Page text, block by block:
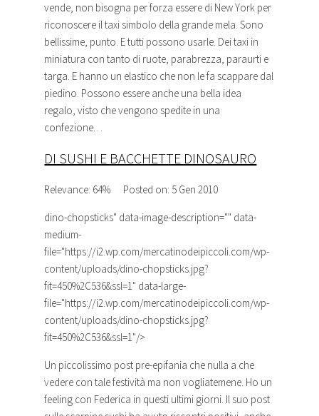
vende, non bisogna per forza essere di New York per
riconoscere il taxi simbolo della grande mela. Sono
bellissime, punto. E tutti possono usarle. Dei taxi in
miniatura con tanto di ruote, parabrezza, paraurti e
targa. E hanno un elastico che non le fa scappare dal
piedino. Possono essere anche una bella idea
regalo, visto che vengono spedite in una
confezione…
DI SUSHI E BACCHETTE DINOSAURO
Relevance: 64% Posted on: 5 Gen 2010
dino-chopsticks" data-image-description="" data-
medium-
file="https://i2.wp.com/mercatinodeipiccoli.com/wp-
content/uploads/dino-chopsticks.jpg?
fit=450%2C536&ssl=1" data-large-
file="https://i2.wp.com/mercatinodeipiccoli.com/wp-
content/uploads/dino-chopsticks.jpg?
fit=450%2C536&ssl=1"/>
Un piccolissimo post pre-epifania che nulla a che
vedere con tale festività ma non vogliatemene. Ho un
feeling con Federica in questi ultimi giorni. Il suo post